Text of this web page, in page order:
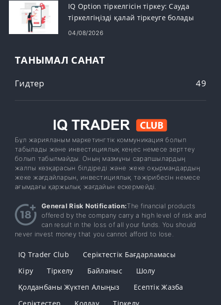
IQ Option тіркелгісін тіркеу: Сауда
тіркелгіңізді қалай тіркеуге болады
04/08/2026
ТАНЫМАЛ САНАТ
Гидтер 49
Бұл жарияланым маркетингтік коммуникация болып
табылады және инвестициялық кеңес немесе зерттеу
болып табылмайды. Оның мазмұны сарапшылардың
жалпы көзқарасын білдіреді және жеке оқырмандардың
жеке жағдайларын, инвестициялық тәжірибесін немесе
ағымдағы қаржылық жағдайын ескермейді.
General Risk Notification:The financial products
offered by the company carry a high level of risk and
can result in the loss of all your funds. You should
never invest money that you cannot afford to lose.
IQ Trader Club
Серіктестік Бағдарламасы
Кіру
Тіркелу Байланыс
Шолу
Қолданбаны Жүктеп Алыңыз
Есептік Жазба